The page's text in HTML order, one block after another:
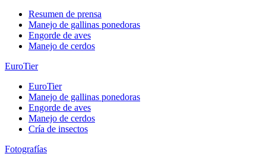
Resumen de prensa
Manejo de gallinas ponedoras
Engorde de aves
Manejo de cerdos
EuroTier
EuroTier
Manejo de gallinas ponedoras
Engorde de aves
Manejo de cerdos
Cría de insectos
Fotografías